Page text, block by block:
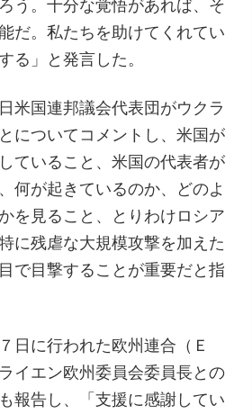
う。十分な覚悟があれば、そ
だ。私たちを助けてくれてい
る」と発言した。
米国連邦議会代表団がウクラ
についてコメントし、米国が
ていること、米国の代表者が
何が起きているのか、どのよ
を見ること、とりわけロシア
に残虐な大規模攻撃を加えた
で目撃することが重要だと指
日に行われた欧州連合（Ｅ
イエン欧州委員会委員長との
報告し、「支援に感謝してい